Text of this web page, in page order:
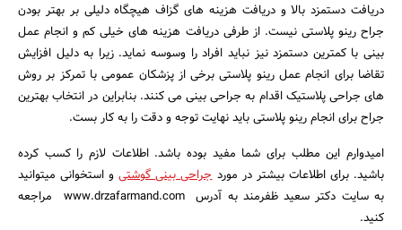
دریافت دستمزد بالا و دریافت هزینه های گزاف هیچگاه دلیلی بر بهتر بودن
جراح رینو پلاستی نیست. از طرفی دریافت هزینه های خیلی کم و انجام عمل
بینی با کمترین دستمزد نیز نباید افراد را وسوسه نماید. زیرا به دلیل افزایش
تقاضا برای انجام عمل رینو پلاستی برخی از پزشکان عمومی با تمرکز بر روش
های جراحی پلاستیک اقدام به جراحی بینی می کنند. بنابراین در انتخاب بهترین
جراح برای انجام رینو پلاستی باید نهایت توجه و دقت را به کار بست.
امیدوارم این مطلب برای شما مفید بوده باشد. اطلاعات لازم را کسب کرده
باشید. برای اطلاعات بیشتر در موردجراحی بینی گوشتیو استخوانی میتوانید
به سایت دکتر سعید ظفرمند به آدرس www.drzafarmand.com مراجعه
کنید.